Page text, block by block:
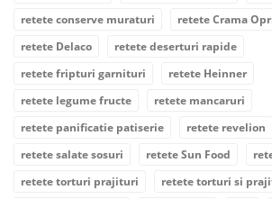
retete conserve muraturi
retete Crama
retete Delaco
retete deserturi rapide
retete fripturi garnituri
retete Heinner
retete legume fructe
retete mancaruri
retete panificatie patiserie
retete revelion
retete salate sosuri
retete Sun Food
retete torturi prajituri
retete torturi si